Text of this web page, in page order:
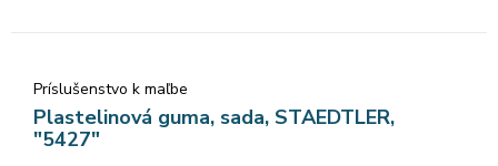
Príslušenstvo k maľbe
Plastelinová guma, sada, STAEDTLER,
"5427"